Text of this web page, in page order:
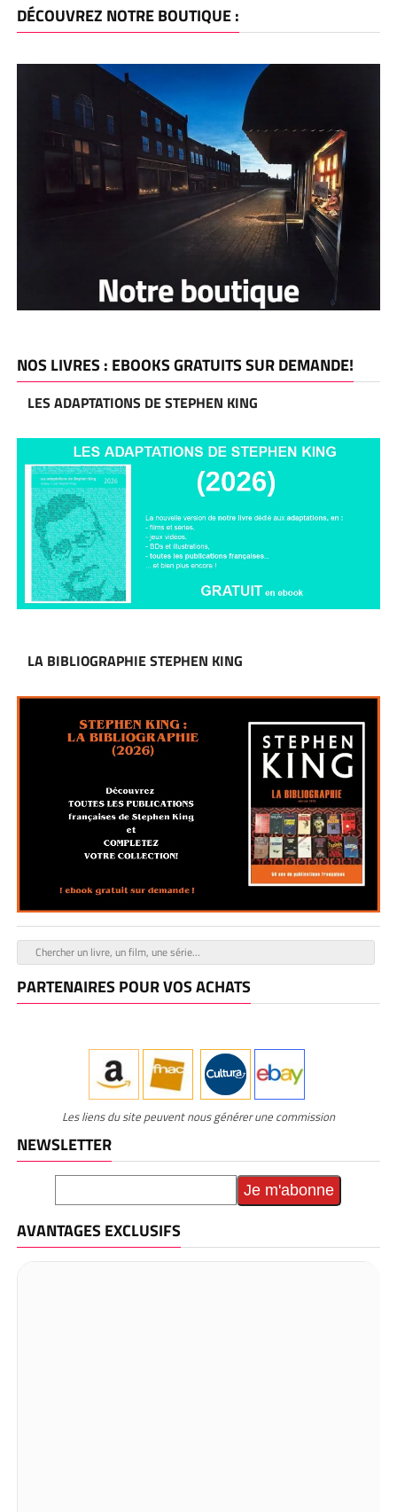
DÉCOUVREZ NOTRE BOUTIQUE :
NOS LIVRES : EBOOKS GRATUITS SUR DEMANDE!
LES ADAPTATIONS DE STEPHEN KING
LA BIBLIOGRAPHIE STEPHEN KING
PARTENAIRES POUR VOS ACHATS
Les liens du site peuvent nous générer une commission
NEWSLETTER
AVANTAGES EXCLUSIFS